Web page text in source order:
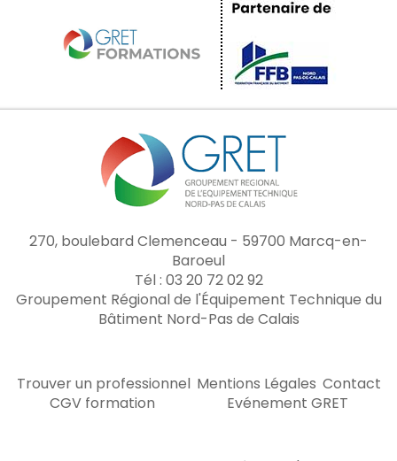
270, boulebard Clemenceau - 59700 Marcq-en-
Baroeul
Tél : 03 20 72 02 92
Groupement Régional de l'Équipement Technique du
Bâtiment Nord-Pas de Calais
Trouver un professionnel Mentions Légales Contact
CGV formation
Evénement GRET